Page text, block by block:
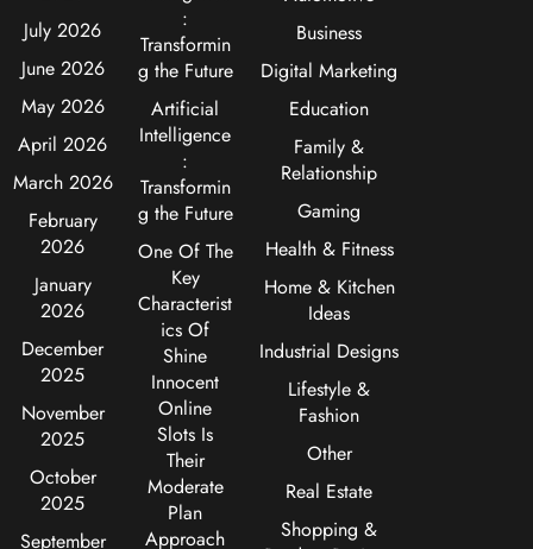
July 2026
June 2026
May 2026
April 2026
March 2026
February
2026
January
2026
December
2025
November
2025
October
2025
September
:
Transformin
g the Future
Artificial
Intelligence
:
Transformin
g the Future
One Of The
Key
Characterist
ics Of
Shine
Innocent
Online
Slots Is
Their
Moderate
Plan
Approach
Business
Digital Marketing
Education
Family &
Relationship
Gaming
Health & Fitness
Home & Kitchen
Ideas
Industrial Designs
Lifestyle &
Fashion
Other
Real Estate
Shopping &